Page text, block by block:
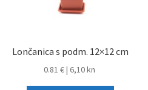
Lončanica s podm. 12×12 cm
0.81 €| 6,10 kn